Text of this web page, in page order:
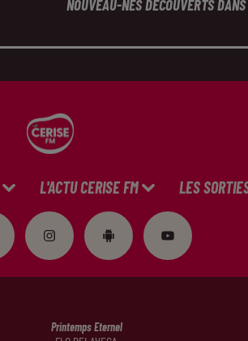
NOUVEAU-NÉS DÉCOUVERTS
L'ACTU CERISE FM LES
Printemps Eternel